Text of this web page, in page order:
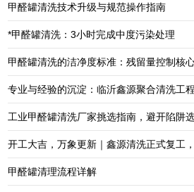
甲醛罐清洗技术升级与规范操作指南
*甲醛罐清洗：3小时完成中度污染处理
甲醛罐清洗的洁净度标准：残留量控制核
专业与经验的沉淀：临沂鑫源聚合清洗工
工业甲醛罐清洗厂家挑选指南，避开陷阱
开工大吉，万象更新｜鑫源清洗正式复工
甲醛罐清理流程详解